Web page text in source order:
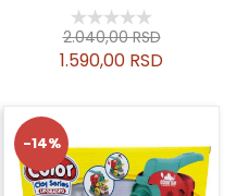
2.040,00 RSD
1.590,00 RSD
-14%